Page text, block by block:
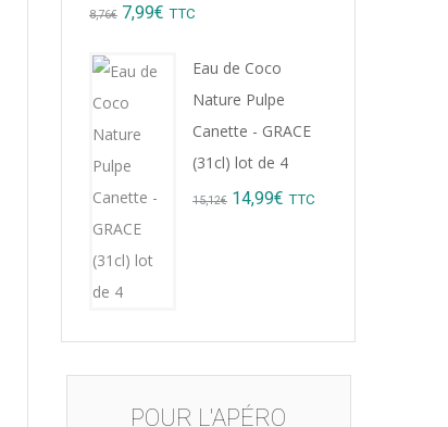
8,76€ Original
was:
7,99€ Current
TTC
Eau de Coco
Nature Pulpe
Canette - GRACE
(31cl) lot de 4
15,12€ Original
14,99€ Current
TTC
POUR L'APÉRO